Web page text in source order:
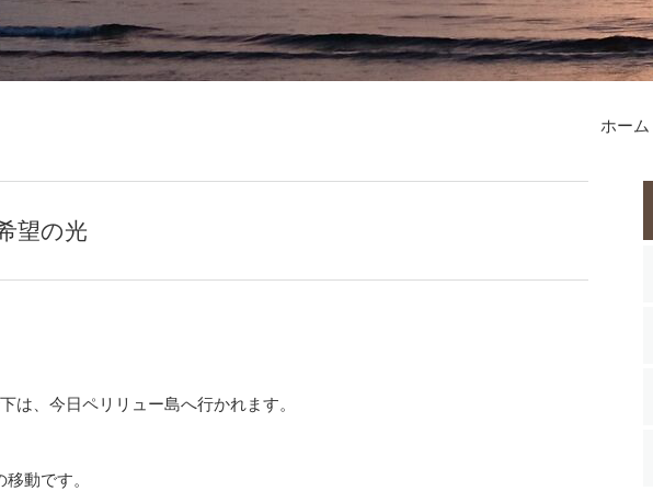
ホーム
望の光
は、今日ペリリュー島へ行かれます。
動です。